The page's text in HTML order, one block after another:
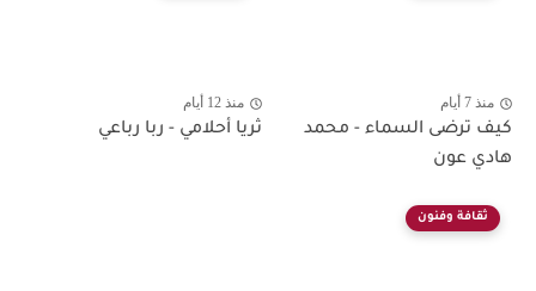
منذ 7 أيام
كيف ترضى السماء - محمد
هادي عون
منذ 12 أيام
ثريا أحلامي - ربا رباعي
ثقافة وفنون